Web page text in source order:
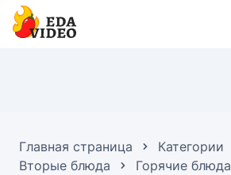
Главная страница
Категории
Вторые блюда
Горячие блюда